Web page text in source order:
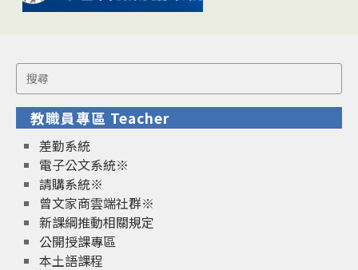
Search
for:
教職員專區 Teacher
差勤系統
電子公文系統※
請購系統※
曾文家商雲端社群※
新課綱推動相關規定
公開授課專區
本土語課程